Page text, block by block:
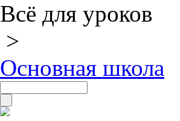
Всё для уроков
>
Основная школа